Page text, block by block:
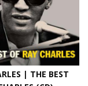
| THE BEST